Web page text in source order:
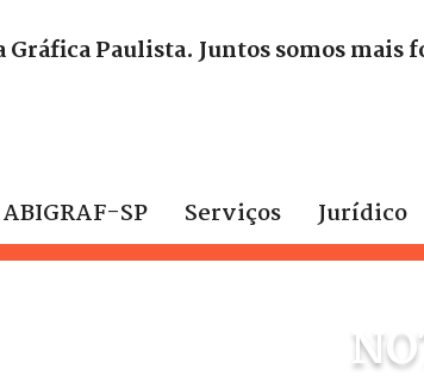
Paulista. Juntos somos mais
ABIGRAF-SP Serviços Jurídico